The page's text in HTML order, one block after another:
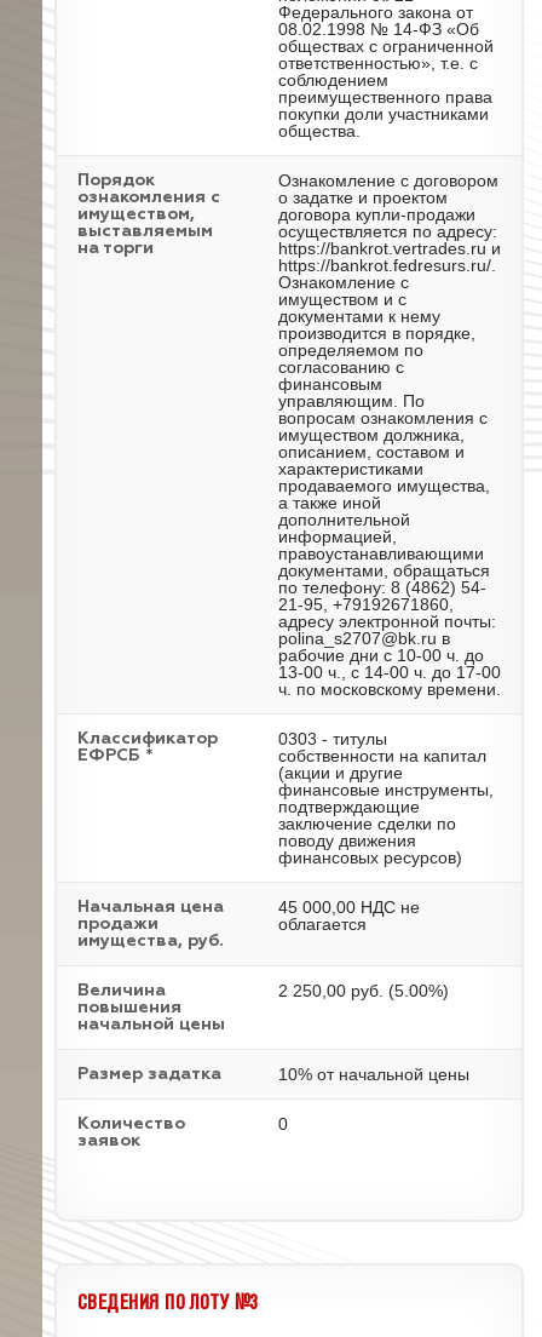
Федерального закона от
08.02.1998 № 14-ФЗ «Об
обществах с ограниченной
ответственностью», т.е. с
соблюдением
преимущественного права
покупки доли участниками
общества.
Порядок
ознакомления с
имуществом,
выставляемым
на торги
Ознакомление с договором
о задатке и проектом
договора купли-продажи
осуществляется по адресу:
https://bankrot.vertrades.ru и
https://bankrot.fedresurs.ru/.
Ознакомление с
имуществом и с
документами к нему
производится в порядке,
определяемом по
согласованию с
финансовым
управляющим. По
вопросам ознакомления с
имуществом должника,
описанием, составом и
характеристиками
продаваемого имущества,
а также иной
дополнительной
информацией,
правоустанавливающими
документами, обращаться
по телефону: 8 (4862) 54-
21-95, +79192671860,
адресу электронной почты:
polina_s2707@bk.ru в
рабочие дни с 10-00 ч. до
13-00 ч., с 14-00 ч. до 17-00
ч. по московскому времени.
Классификатор
ЕФРСБ *
0303 - титулы
собственности на капитал
(акции и другие
финансовые инструменты,
подтверждающие
заключение сделки по
поводу движения
финансовых ресурсов)
Начальная цена
продажи
имущества, руб.
45 000,00 НДС не
облагается
Величина
повышения
начальной цены
2 250,00 руб. (5.00%)
Размер задатка 10% от начальной цены
Количество
заявок
0
СВЕДЕНИЯ ПО ЛОТУ №3